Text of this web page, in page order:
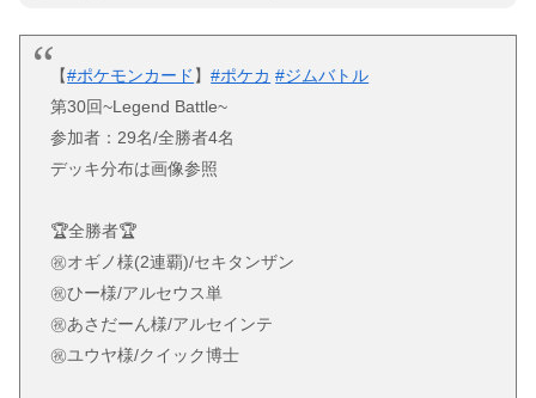
【#ポケモンカード 】#ポケカ #ジムバトル
第30回~Legend Battle~
参加者：29名/全勝者4名
デッキ分布は画像参照
🏆全勝者🏆
㊗️オギノ様(2連覇)/セキタンザン
㊗️ひー様/アルセウス単
㊗️あさだーん様/アルセインテ
㊗️ユウヤ様/クイック博士